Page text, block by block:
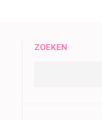
ZOEKEN